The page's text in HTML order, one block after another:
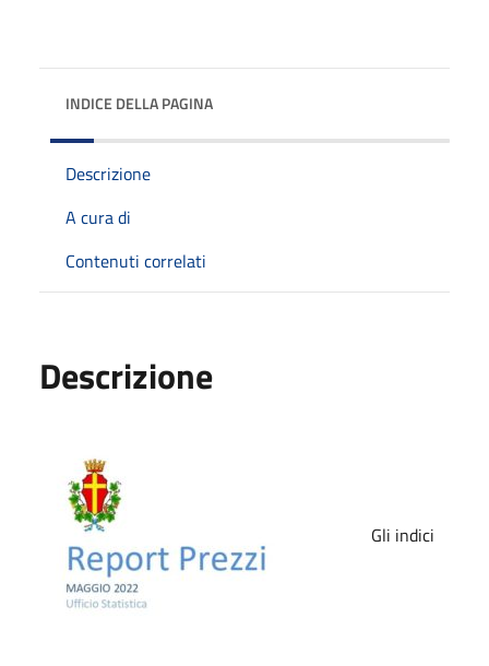
INDICE DELLA PAGINA
Descrizione
A cura di
Contenuti correlati
Descrizione
Gli indici